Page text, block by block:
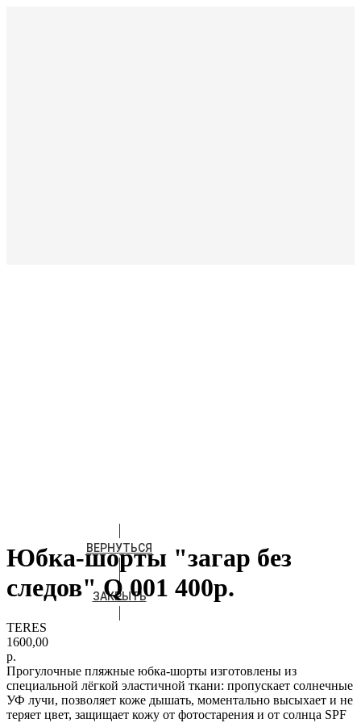
ВЕРНУТЬСЯ
ЗАКРЫТЬ
Юбка-шорты "загар без
следов" Q 001 400р.
TERES
1600,00
р.
Прогулочные пляжные юбка-шорты изготовлены из
специальной лёгкой эластичной ткани: пропускает солнечные
УФ лучи, позволяет коже дышать, моментально высыхает и не
теряет цвет, защищает кожу от фотостарения и от солнца SPF